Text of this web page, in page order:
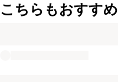
こちらもおすすめ